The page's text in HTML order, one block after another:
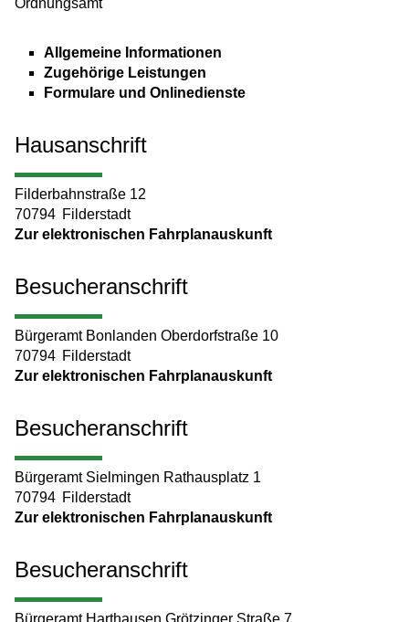
Ordnungsamt
Allgemeine Informationen
Zugehörige Leistungen
Formulare und Onlinedienste
Hausanschrift
Filderbahnstraße 12
70794 Filderstadt
Zur elektronischen Fahrplanauskunft
Besucheranschrift
Bürgeramt Bonlanden Oberdorfstraße 10
70794 Filderstadt
Zur elektronischen Fahrplanauskunft
Besucheranschrift
Bürgeramt Sielmingen Rathausplatz 1
70794 Filderstadt
Zur elektronischen Fahrplanauskunft
Besucheranschrift